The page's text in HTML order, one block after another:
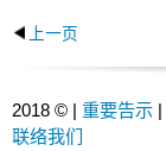
上一页
2018 © | 重要告示 |
联络我们